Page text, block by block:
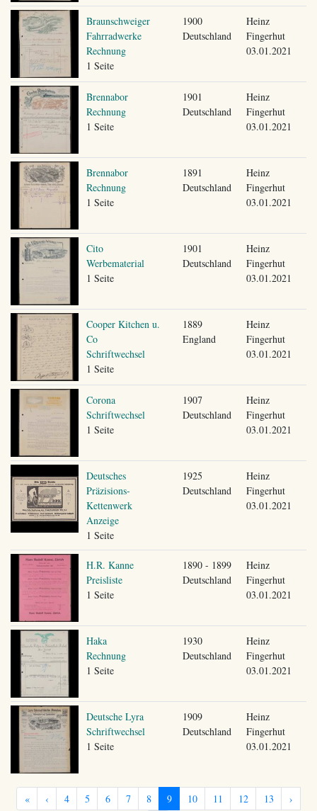
Braunschweiger
Fahrradwerke
Rechnung
1 Seite
1900
Deutschland
Heinz
Fingerhut
03.01.2021
Brennabor
Rechnung
1 Seite
1901
Deutschland
Heinz
Fingerhut
03.01.2021
Brennabor
Rechnung
1 Seite
1891
Deutschland
Heinz
Fingerhut
03.01.2021
Cito
Werbematerial
1 Seite
1901
Deutschland
Heinz
Fingerhut
03.01.2021
Cooper Kitchen u.
Co
Schriftwechsel
1 Seite
1889
England
Heinz
Fingerhut
03.01.2021
Corona
Schriftwechsel
1 Seite
1907
Deutschland
Heinz
Fingerhut
03.01.2021
Deutsches
Präzisions-
Kettenwerk
Anzeige
1 Seite
1925
Deutschland
Heinz
Fingerhut
03.01.2021
H.R. Kanne
Preisliste
1 Seite
1890 - 1899
Deutschland
Heinz
Fingerhut
03.01.2021
Haka
Rechnung
1 Seite
1930
Deutschland
Heinz
Fingerhut
03.01.2021
Deutsche Lyra
Schriftwechsel
1 Seite
1909
Deutschland
Heinz
Fingerhut
03.01.2021
« ‹ 4 5 6 7 8 9 10 11 12 13 ›